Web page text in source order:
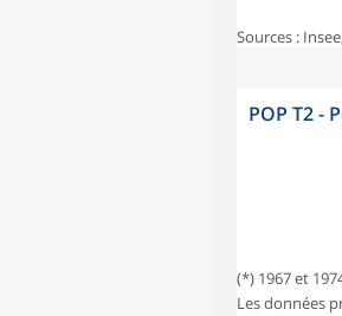
Sources :
POP T2 -
(*) 1967 et
Les données